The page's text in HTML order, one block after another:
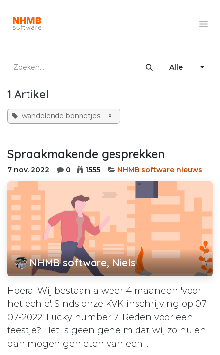
Alle
1 Artikel
wandelende bonnetjes ×
Spraakmakende gesprekken
7 nov. 2022 0 1555 NHMB software nieuws
NHMB software, Niels
Hoera! Wij bestaan alweer 4 maanden 'voor
het echie'. Sinds onze KVK inschrijving op 07-
07-2022. Lucky number 7. Reden voor een
feestje? Het is geen geheim dat wij zo nu en
dan mogen genieten van een ...